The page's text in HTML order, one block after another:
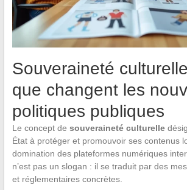
Souveraineté
que changent les
politiques publiques
Le concept de souveraineté culturelle
État à protéger et promouvoir ses contenus
domination des plateformes numériques
n’est pas un slogan : il se traduit par des
et réglementaires concrètes.